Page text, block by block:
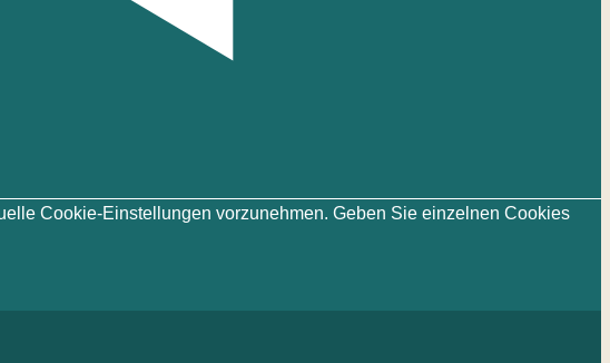
Cookie-Einstellungen vorzunehmen. Geben Sie einzelnen Cookies